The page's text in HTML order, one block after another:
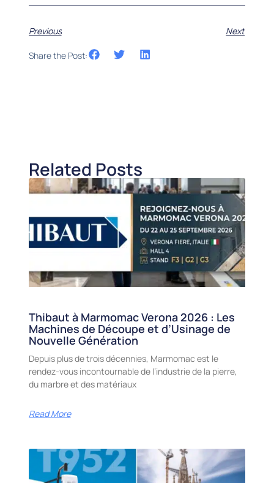
Previous Next
Share the Post:
Related Posts
Thibaut à Marmomac Verona 2026 : Les
Machines de Découpe et d’Usinage de
Nouvelle Génération
Depuis plus de trois décennies, Marmomac est le
rendez-vous incontournable de l’industrie de la pierre,
du marbre et des matériaux
Read More